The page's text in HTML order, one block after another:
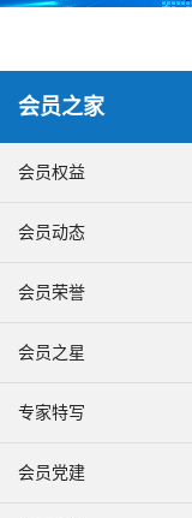
会员之家
会员权益
会员动态
会员荣誉
会员之星
专家特写
会员党建